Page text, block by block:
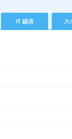
IT 経済 ス